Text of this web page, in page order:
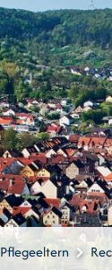
Pflegeeltern